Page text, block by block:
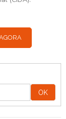
OK